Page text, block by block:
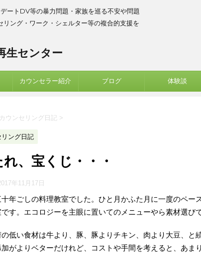
ートDV等の暴力問題・家族を巡る不安や問題
リング・ワーク・シェルター等の複合的支援を
生センター
カウンセラー紹介 ブログ 体験談
カウンセリング日記 >
リング日記
れ、宝くじ・・・
年11月17日
年ごしの料理教室でした。ひと月かふた月に一度のペー
す。エコロジーを主眼に置いてのメニューやら素材選びで
低い食材は牛より、豚、豚よりチキン、肉より大豆、と
がよりベターだけれど、コストや手間を考えると、あま